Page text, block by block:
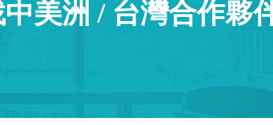
美洲 / 台灣合作夥